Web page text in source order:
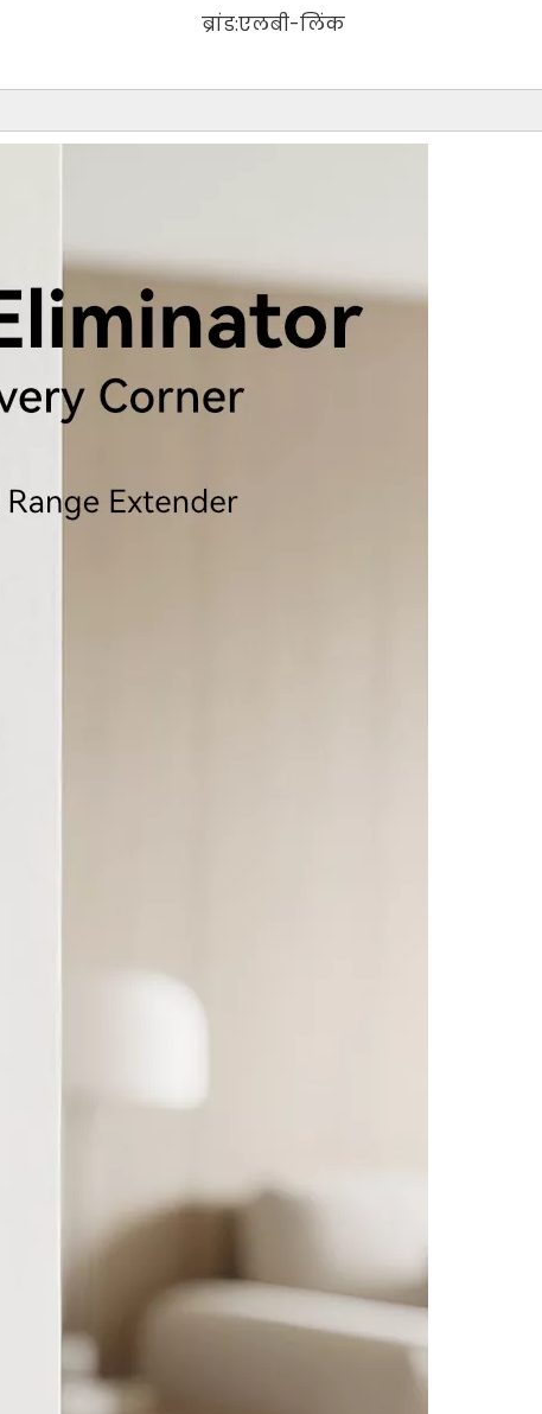
ब्रांड:एलबी-लिंक